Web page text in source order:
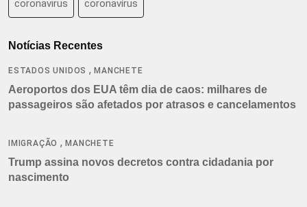
coronavirus coronavírus
Notícias Recentes
ESTADOS UNIDOS ,MANCHETE
Aeroportos dos EUA têm dia de caos: milhares de
passageiros são afetados por atrasos e cancelamentos
IMIGRAÇÃO ,MANCHETE
Trump assina novos decretos contra cidadania por
nascimento